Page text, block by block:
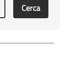
Cerca